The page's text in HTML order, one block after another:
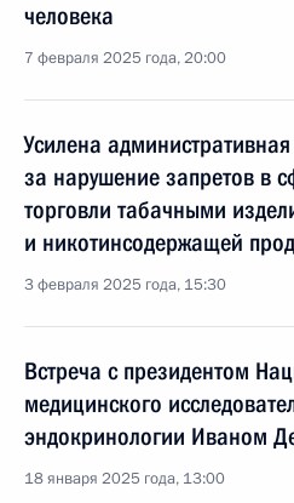
человека
7 февраля 2025 года, 20:00
Усилена административная
за нарушение запретов в
торговли табачными
и никотинсодержащей
3 февраля 2025 года, 15:30
Встреча с президентом
медицинского
эндокринологии Иваном
18 января 2025 года, 13:00